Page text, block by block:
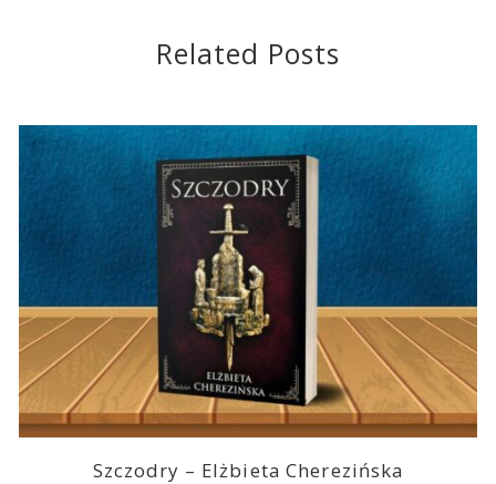
Related Posts
Szczodry – Elżbieta Cherezińska